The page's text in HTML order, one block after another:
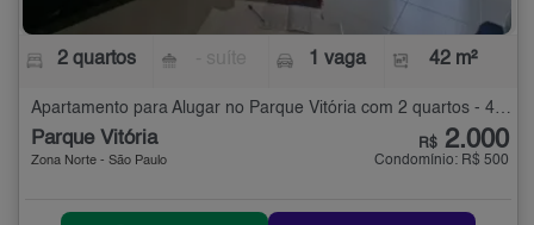
2 quartos 1 vaga 42 m²
Apartamento para Alugar no Parque Vitória com 2 quartos - 42 m²
Parque Vitória
Zona Norte - São Paulo
R$ 2.000
Condomínio: R$ 500